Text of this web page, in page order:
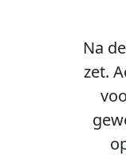
Na
zet.